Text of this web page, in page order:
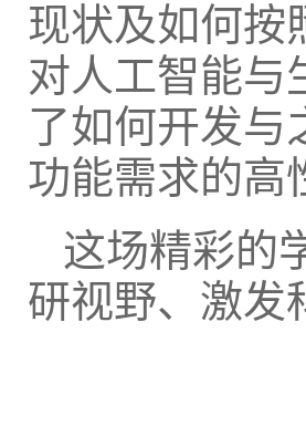
现状及如何按
对人工智能与
了如何开发与
功能需求的高
这场精彩的
研视野、激发